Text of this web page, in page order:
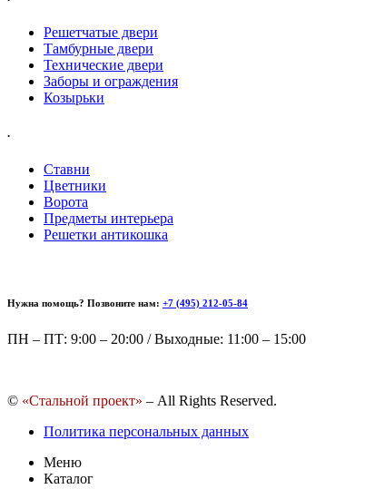
Решетчатые двери
Тамбурные двери
Технические двери
Заборы и ограждения
Козырьки
.
Ставни
Цветники
Ворота
Предметы интерьера
Решетки антикошка
Нужна помощь? Позвоните нам: +7 (495) 212-05-84
ПН – ПТ: 9:00 – 20:00 / Выходные: 11:00 – 15:00
© «Стальной проект» – All Rights Reserved.
Политика персональных данных
Меню
Каталог